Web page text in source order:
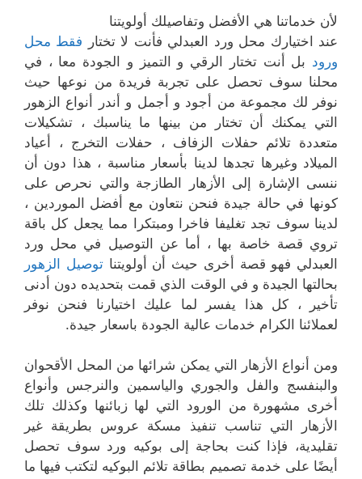
لأن خدماتنا هي الأفضل وتفاصيلك أولويتنا
عند اختيارك محل ورد العبدلي فأنت لا تختار فقط محل
ورود بل أنت تختار الرقي و التميز و الجودة معا ، في
محلنا سوف تحصل على تجربة فريدة من نوعها حيث
نوفر لك مجموعة من أجود و أجمل و أندر أنواع الزهور
التي يمكنك أن تختار من بينها ما يناسبك ، تشكيلات
متعددة تلائم حفلات الزفاف ، حفلات التخرج ، أعياد
الميلاد وغيرها تجدها لدينا بأسعار مناسبة ، هذا دون أن
ننسى الإشارة إلى الأزهار الطازجة والتي نحرص على
كونها في حالة جيدة فنحن نتعاون مع أفضل الموردين ،
لدينا سوف تجد تغليفا فاخرا ومبتكرا مما يجعل كل باقة
تروي قصة خاصة بها ، أما عن التوصيل في محل ورد
العبدلي فهو قصة أخرى حيث أن أولويتناتوصيل الزهور
بحالتها الجيدة و في الوقت الذي قمت بتحديده دون أدنى
تأخير ، كل هذا يفسر لما عليك اختيارنا فنحن نوفر
لعملائنا الكرام خدمات عالية الجودة باسعار جيدة.
ومن أنواع الأزهار التي يمكن شرائها من المحل الأقحوان
والبنفسج والفل والجوري والياسمين والنرجس وأنواع
أخرى مشهورة من الورود التي لها زبائنها وكذلك تلك
الأزهار التي تناسب تنفيذ مسكة عروس بطريقة غير
تقليدية، فإذا كنت بحاجة إلى بوكيه ورد سوف تحصل
أيضًا على خدمة تصميم بطاقة تلائم البوكيه لتكتب فيها ما